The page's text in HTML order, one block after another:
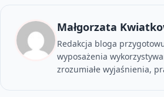
Małgorzata
Redakcja bloga
wyposażenia
zrozumiałe wyjaśnienia,